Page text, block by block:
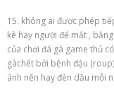
15. không ai được phép
kê hay người để mắt , bằng
của chơi đá gà game thủ có
gàchết bởi bệnh đậu
ánh nến hay đèn dầu mỗi